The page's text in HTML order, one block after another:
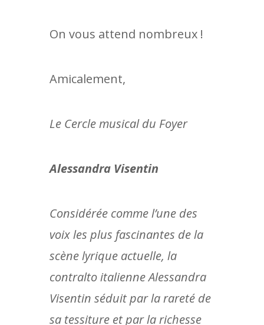
On vous attend nombreux !
Amicalement,
Le Cercle musical du Foyer
Alessandra Visentin
Considérée comme l’une des
voix les plus fascinantes de la
scène lyrique actuelle, la
contralto italienne Alessandra
Visentin séduit par la rareté de
sa tessiture et par la richesse